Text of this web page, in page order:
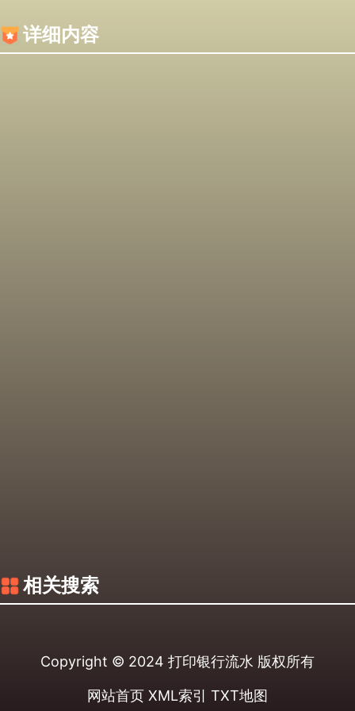
详细内容
相关搜索
Copyright © 2024 打印银行流水 版权所有
网站首页 XML索引 TXT地图